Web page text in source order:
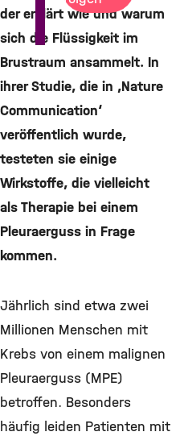
der erklärt wie und warum
sich die Flüssigkeit im
Brustraum ansammelt. In
ihrer Studie, die in ‚Nature
Communication‘
veröffentlich wurde,
testeten sie einige
Wirkstoffe, die vielleicht
als Therapie bei einem
Pleuraerguss in Frage
kommen.
Jährlich sind etwa zwei
Millionen Menschen mit
Krebs von einem malignen
Pleuraerguss (MPE)
betroffen. Besonders
häufig leiden Patienten mit